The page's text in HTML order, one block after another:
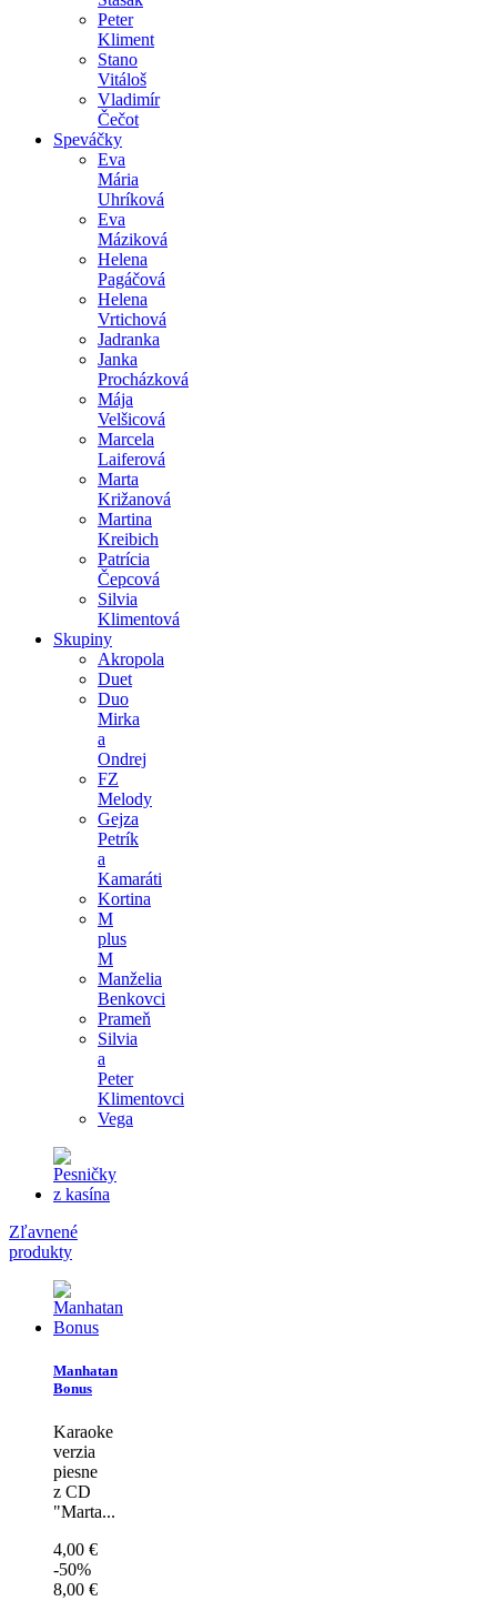
Peter
Kliment
Stano
Vitáloš
Vladimír
Čečot
Speváčky
Eva
Mária
Uhríková
Eva
Máziková
Helena
Pagáčová
Helena
Vrtichová
Jadranka
Janka
Procházková
Mája
Velšicová
Marcela
Laiferová
Marta
Križanová
Martina
Kreibich
Patrícia
Čepcová
Silvia
Klimentová
Skupiny
Akropola
Duet
Duo
Mirka
a
Ondrej
FZ
Melody
Gejza
Petrík
a
Kamaráti
Kortina
M
plus
M
Manželia
Benkovci
Prameň
Silvia
a
Peter
Klimentovci
Vega
Zľavnené
produkty
Manhatan
Bonus
Karaoke
verzia
piesne
z CD
"Marta...
4,00 €
-50%
8,00 €